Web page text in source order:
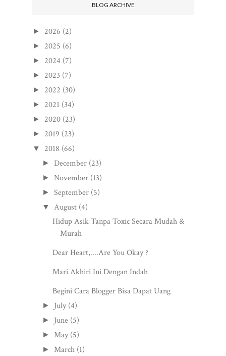
BLOG ARCHIVE
► 2026 (2)
► 2025 (6)
► 2024 (7)
► 2023 (7)
► 2022 (30)
► 2021 (34)
► 2020 (23)
► 2019 (23)
▼ 2018 (66)
► December (23)
►November (13)
►September (5)
▼ August (4)
Hidup Asik Tanpa Toxic Secara Mudah &
Murah
Dear Heart,....Are You Okay ?
Mari Akhiri Ini Dengan Indah
Begini Cara Blogger Bisa Dapat Uang
► July (4)
► June (5)
► May (5)
► March (1)